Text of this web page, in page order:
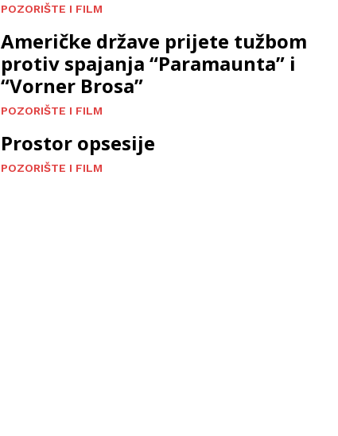
POZORIŠTE I FILM
Američke države prijete tužbom
protiv spajanja “Paramaunta” i
“Vorner Brosa”
POZORIŠTE I FILM
Prostor opsesije
POZORIŠTE I FILM